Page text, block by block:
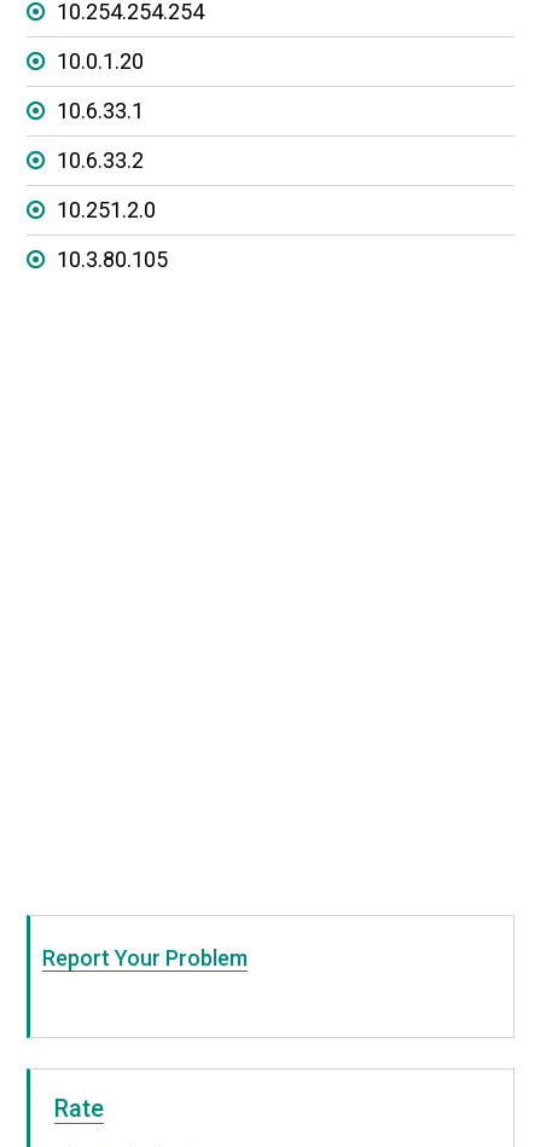
10.254.254.254
10.0.1.20
10.6.33.1
10.6.33.2
10.251.2.0
10.3.80.105
Report Your Problem
Rate